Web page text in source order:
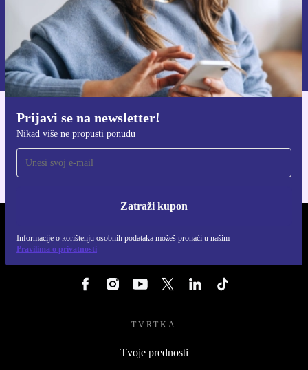
Prijavi se na newsletter!
Nikad više ne propusti ponudu
Zatraži kupon
Informacije o korištenju osobnih podataka možeš pronaći u našim
Pravilima o privatnosti
Zatraži kupon
Informacije o korištenju osobnih podataka možeš pronaći u našim
Pravilima privatnosti.
Preuzmi refurbed aplikaciju
Za iOS i Android
TVRTKA
Tvoje prednosti